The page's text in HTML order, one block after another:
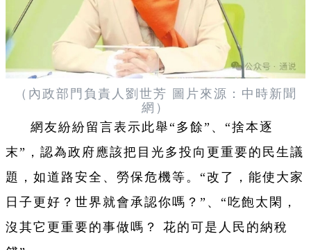
（內政部門負責人劉世芳 圖片來源：中時新聞
網）
網友紛紛留言表示此舉“多餘”、“捨本逐
末”，認為政府應該把目光多投向更重要的民生議
題，如道路安全、勞保危機等。“改了，能使大家
日子更好？世界就會承認你嗎？”、“吃飽太閑，
沒其它更重要的事做嗎？ 花的可是人民的納稅